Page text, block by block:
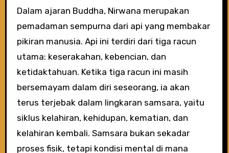
Dalam ajaran Buddha, Nirwana merupakan
pemadaman sempurna dari api yang membakar
pikiran manusia. Api ini terdiri dari tiga racun
utama: keserakahan, kebencian, dan
ketidaktahuan. Ketika tiga racun ini masih
bersemayam dalam diri seseorang, ia akan
terus terjebak dalam lingkaran samsara, yaitu
siklus kelahiran, kehidupan, kematian, dan
kelahiran kembali. Samsara bukan sekadar
proses fisik, tetapi kondisi mental di mana